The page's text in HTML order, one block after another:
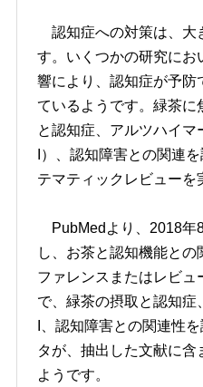
認知症への対策は、大
す。いくつかの研究にお
響により、認知症が予防
ているようです。緑茶に
と認知症、アルツハイ
I）、認知障害との関連
テマティックレビューを
PubMedより、2018年
し、お茶と認知機能との
ファレンスまたはレビュ
で、緑茶の摂取と認知症
I、認知障害との関連性
タが、抽出した文献に含
ようです。